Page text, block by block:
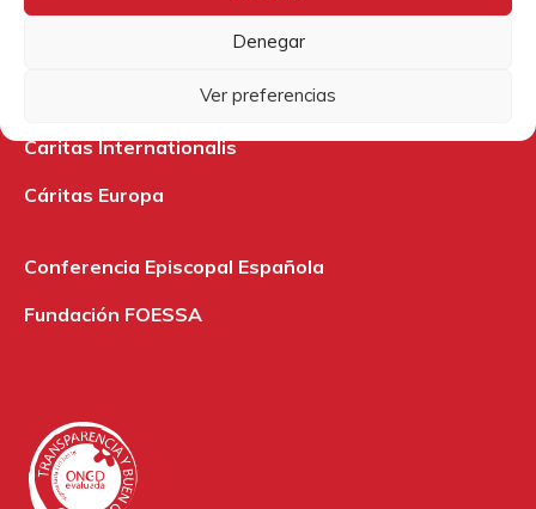
Denegar
Ver preferencias
Caritas Internationalis
Cáritas Europa
Conferencia Episcopal Española
Fundación FOESSA